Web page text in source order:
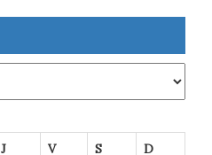
J V S D